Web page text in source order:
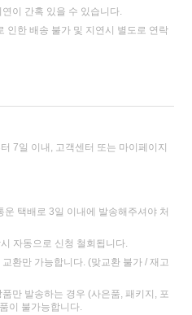
이 간혹 있을 수 있습니다.
인한 배송 불가 및 지연시 별도로 연락
7일 이내, 고객센터 또는 마이페이지
택배로 3일 이내에 발송해주셔야 처
자동으로 신청 철회됩니다.
환만 가능합니다. (맞교환 불가 / 재고
만 발송하는 경우 (사은품, 패키지, 포
이 불가능합니다.